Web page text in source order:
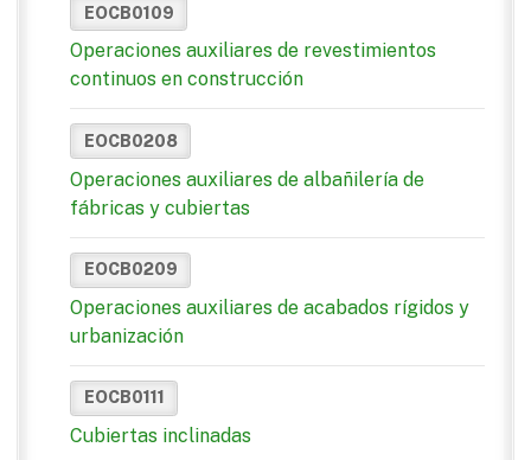
EOCB0109
Operaciones auxiliares de revestimientos
continuos en construcción
EOCB0208
Operaciones auxiliares de albañilería de
fábricas y cubiertas
EOCB0209
Operaciones auxiliares de acabados rígidos y
urbanización
EOCB0111
Cubiertas inclinadas